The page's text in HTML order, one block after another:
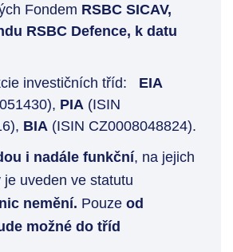
Fondem RSBC SICAV,
RSBC Defence, k datu
investičních tříd: EIA
PIA (ISIN
BIA (ISIN CZ0008048824).
i nadále funkční, na jejich
je uveden ve statutu
nic nemění. Pouze od
možné do tříd